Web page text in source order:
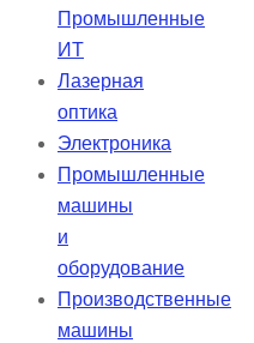
Промышленные
ИТ
Лазерная
оптика
Электроника
Промышленные
машины
и
оборудование
Производственные
машины